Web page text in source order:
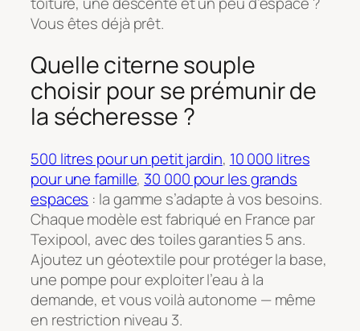
Vous êtes déjà prêt.
Quelle citerne souple
choisir pour se prémunir de
la sécheresse ?
500 litres pour un petit jardin, 10 000 litres
pour une famille, 30 000 pour les grands
espaces : la gamme s’adapte à vos besoins.
Chaque modèle est fabriqué en France par
Texipool, avec des toiles garanties 5 ans.
Ajoutez un géotextile pour protéger la base,
une pompe pour exploiter l’eau à la
demande, et vous voilà autonome — même
en restriction niveau 3.